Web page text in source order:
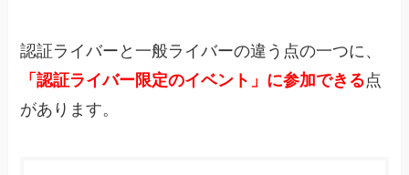
認証ライバーと一般ライバーの違う点の一つに、
「認証ライバー限定のイベント」に参加できる点
があります。